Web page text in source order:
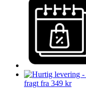
fragt fra 349 kr